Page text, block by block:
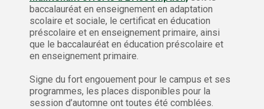
baccalauréat en enseignement en adaptation
scolaire et sociale, le certificat en éducation
préscolaire et en enseignement primaire, ainsi
que le baccalauréat en éducation préscolaire et
en enseignement primaire.
Signe du fort engouement pour le campus et ses
programmes, les places disponibles pour la
session d’automne ont toutes été comblées.